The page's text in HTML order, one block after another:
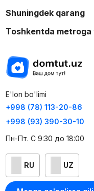
Shuningdek qarang
Toshkentda
E'lon bo'limi
+998 (78) 113-20-86
+998 (93) 390-30-10
Пн-Пт. С 9:30 до 18:00
RU UZ